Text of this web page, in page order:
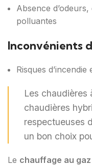
Absence
polluantes
Inconvénients
Risques
Les chaudières
chaudières
respectueuses
un bon choix
Le chauffage au gaz